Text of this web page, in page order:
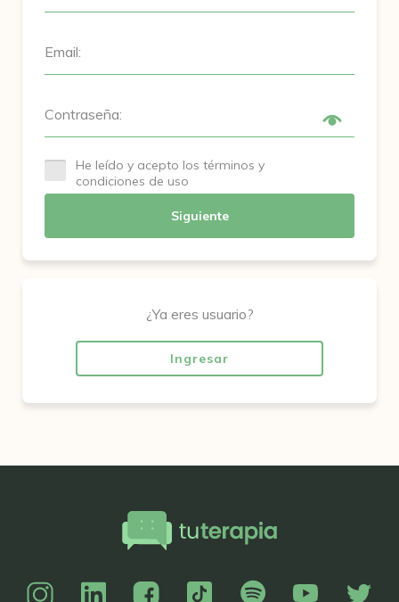
Email:
Contraseña:
He leído y acepto los términos y
condiciones de uso
Siguiente
¿Ya eres usuario?
Ingresar